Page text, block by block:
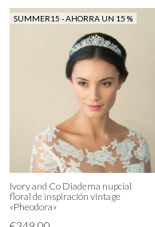
SUMMER15 - AHORRA UN 15 %
Ivory and Co Diadema nupcial
floral de inspiración vintage
«Pheodora»